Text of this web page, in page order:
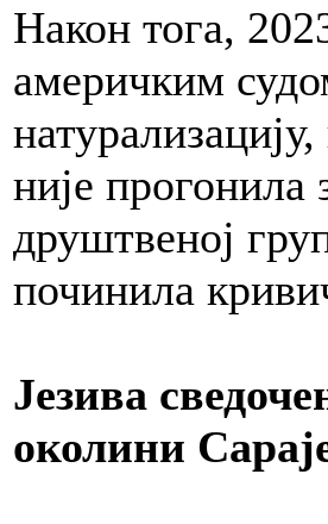
Након тога,
америчким
није прогонила
друштвеној
починила
Језива
околини